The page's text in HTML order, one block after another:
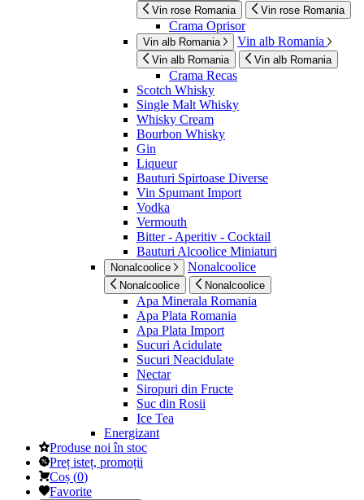
Vin rose Romania Vin rose Romania
Crama Oprisor
Vin alb Romania Vin alb Romania
Vin alb Romania Vin alb Romania
Crama Recas
Scotch Whisky
Single Malt Whisky
Whisky Cream
Bourbon Whisky
Gin
Liqueur
Bauturi Spirtoase Diverse
Vin Spumant Import
Vodka
Vermouth
Bitter - Aperitiv - Cocktail
Bauturi Alcoolice Miniaturi
Nonalcoolice Nonalcoolice
Nonalcoolice Nonalcoolice
Apa Minerala Romania
Apa Plata Romania
Apa Plata Import
Sucuri Acidulate
Sucuri Neacidulate
Nectar
Siropuri din Fructe
Suc din Rosii
Ice Tea
Energizant
Produse noi în stoc
Preț isteț, promoții
Coș (0)
Favorite